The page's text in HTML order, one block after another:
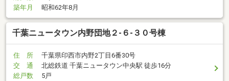
築年月
昭和62年8月
千葉ニュータウン内野団地２-６-３０号棟
住 所
千葉県印西市内野2丁目6番30号
交 通
北総鉄道 千葉ニュータウン中央駅 徒歩16分
総戸数
5戸